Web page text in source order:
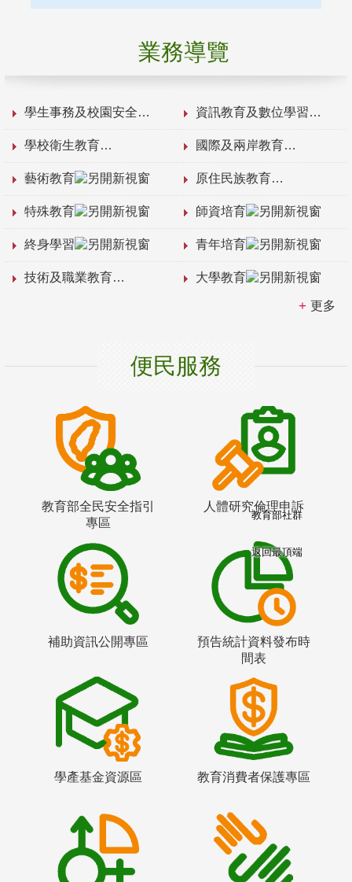
業務導覽
學生事務及校園安全 資訊教育及數位學習
學校衛生教育 國際及兩岸教育
藝術教育 原住民族教育
特殊教育 師資培育
終身學習 青年培育
技術及職業教育 大學教育
更多
便民服務
教育部全民安全指引
專區
人體研究倫理申訴
補助資訊公開專區
預告統計資料發布時
間表
學產基金資源區 教育消費者保護專區
教育部社群
返回最頂端